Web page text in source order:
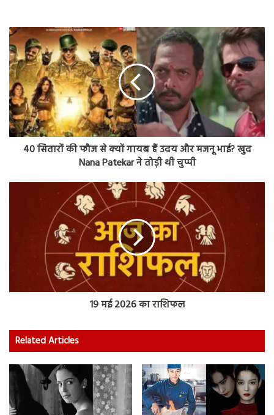
40 सितारों की फौज से क्यों गायब हैं उदय और मजनू भाई? खुद
Nana Patekar ने तोड़ी थी चुप्पी
19 मई 2026 का राशिफल
Related Articles